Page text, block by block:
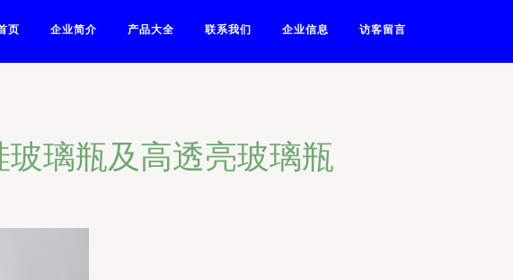
页 企业简介 产品大全 联系我们 企业信息 访客留言
璃瓶及高透亮玻璃瓶